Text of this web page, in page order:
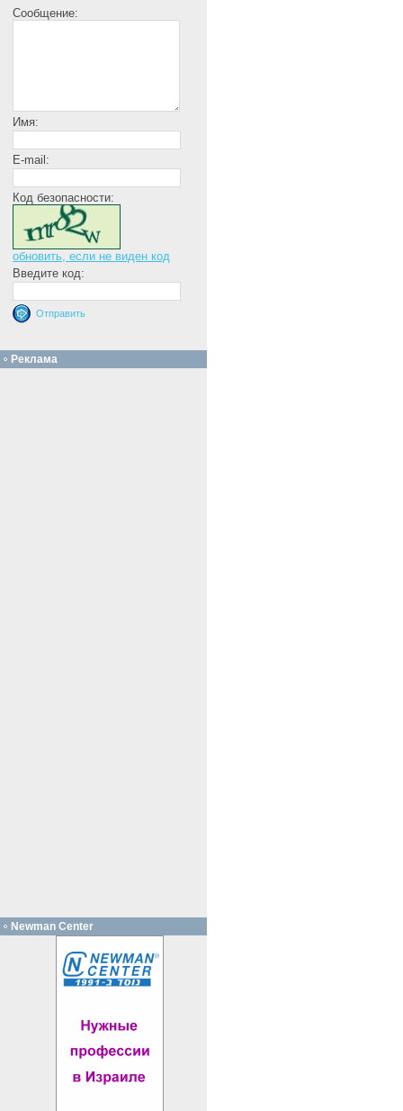
Сообщение:
Имя:
E-mail:
Код безопасности:
обновить, если не виден код
Введите код:
Реклама
Newman Center